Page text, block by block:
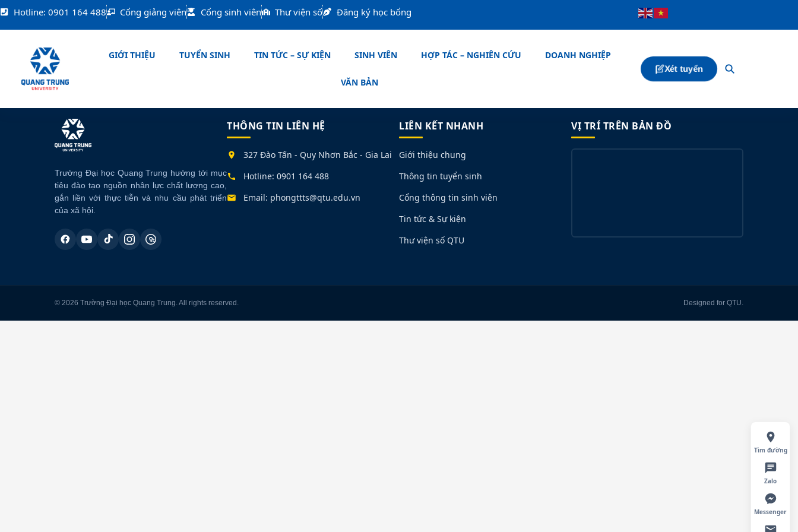
NhảyHotline: 0901 164 488 Cổng giảng viên Cổng sinh viên Thư viện số Đăng ký học bổng
GIỚI THIỆU TUYỂN SINH TIN TỨC – SỰ KIỆN SINH VIÊN HỢP TÁC – NGHIÊN CỨU DOANH NGHIỆP
VĂN BẢN
Xét tuyển
Trường Đại học Quang Trung hướng tới mục
tiêu đào tạo nguồn nhân lực chất lượng cao,
gắn liền với thực tiễn và nhu cầu phát triển
của xã hội.
THÔNG TIN LIÊN HỆ
327 Đào Tấn - Quy Nhơn Bắc - Gia Lai
Hotline: 0901 164 488
Email: phongttts@qtu.edu.vn
LIÊN KẾT NHANH
Giới thiệu chung
Thông tin tuyển sinh
Cổng thông tin sinh viên
Tin tức & Sự kiện
Thư viện số QTU
VỊ TRÍ TRÊN BẢN ĐỒ
© 2026 Trường Đại học Quang Trung. All rights reserved. Designed for QTU.
Tìm đường
Zalo
Messenger